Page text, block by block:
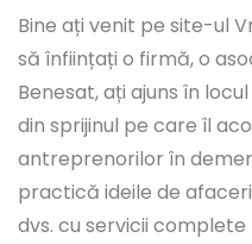
Bine ați venit pe site-ul
să înființați o firmă, o
Benesat, ați ajuns în
din sprijinul pe care îl
antreprenorilor în
practică ideile de
dvs. cu servicii